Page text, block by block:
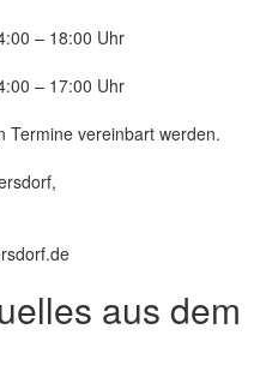
– 18:00 Uhr
– 17:00 Uhr
Termine vereinbart werden.
aus dem